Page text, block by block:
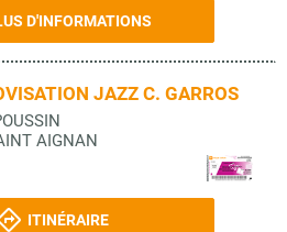
D'INFORMATIONS
JAZZ C. GARROS
AIGNAN
ITINÉRAIRE